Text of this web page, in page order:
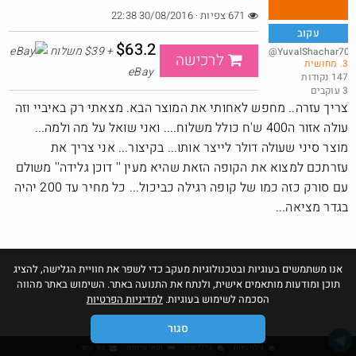
באג? רק לפריים - משלוח חינם ללא הגבלת 49$
@No_but_yeah_but_no_
23 · 68· 1263
אנו משתמשים בעוגיות ובטכנולוגיות מעקב כדי לשפר את חוויית הגלישה, להציג
תוכן ומודעות מותאמים אישית, ולנתח את התנועה באתר. השימוש באתר מהווה
הסכמה לשימוש בעוגיות. למדיניות הפרטיות
סגור
עקוב
@YuvalShachar70
3. מחושית
147 נקודות
3 עוקבים
לרכישה $63.2 + $39 משלוח
eBay
צריך עזרה.. מחפש לאחותי את המוצר הבא. מצאתי רק באיביי וזה
עולה אזור ה400 ש'ח כולל משלוח.... ואני שואל על מה ולמה...
מוצר סיני שעולה דולר לייצר אותו... בקיצור... אני צריך את
עזרתכם למצוא את הקופה הזאת שהיא מעין '' דוכן גלידה'' משולם
עם סורק כזה כמו של קופה רגילה כביכול... כל מחיר עד 200 יהיה
בגדר מציאה...